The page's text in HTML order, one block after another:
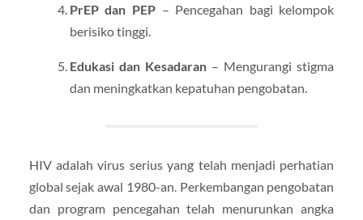
PrEP dan PEP– Pencegahan bagi kelompok
berisiko tinggi.
Edukasi dan Kesadaran– Mengurangi stigma
dan meningkatkan kepatuhan pengobatan.
HIV adalah virus serius yang telah menjadi perhatian
global sejak awal 1980-an. Perkembangan pengobatan
dan program pencegahan telah menurunkan angka